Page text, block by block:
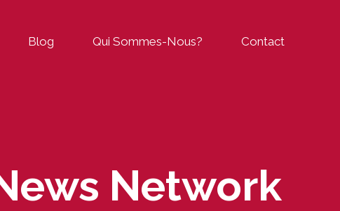
Blog Qui Sommes-Nous? Contact
Network